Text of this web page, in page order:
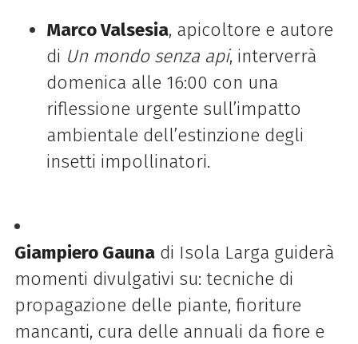
Marco Valsesia, apicoltore e autore
di Un mondo senza api, interverrà
domenica alle 16:00 con una
riflessione urgente sull’impatto
ambientale dell’estinzione degli
insetti impollinatori.
Giampiero Gaunadi Isola Larga guiderà
momenti divulgativi su: tecniche di
propagazione delle piante, fioriture
mancanti, cura delle annuali da fiore e